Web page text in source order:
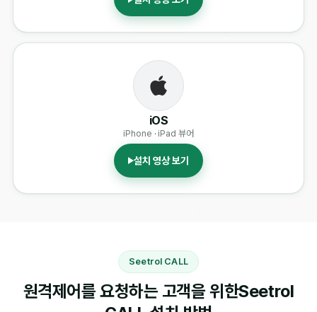
iOS
iPhone · iPad 뷰어
설치 영상 보기
Seetrol CALL
원격제어를 요청하는 고객을 위한Seetrol